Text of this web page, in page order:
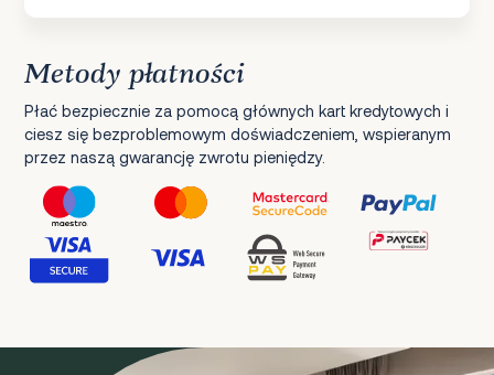
Metody płatności
Płać bezpiecznie za pomocą głównych kart kredytowych i
ciesz się bezproblemowym doświadczeniem, wspieranym
przez naszą gwarancję zwrotu pieniędzy.